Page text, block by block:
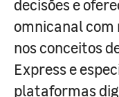
decisões e
omnicanal com
nos conceitos
Express e
plataformas